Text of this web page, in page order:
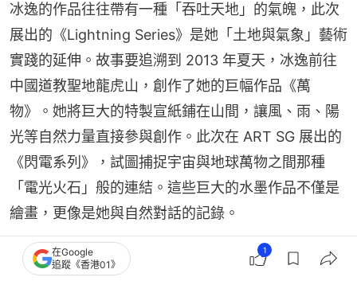
冰逸的作品往往帶有一種「吞吐天地」的氣魄，此次
展出的《Lightning Series》是她「土地與氣象」藝術
實踐的延伸。故事要追溯到 2013 年夏天，冰逸前往
中國道教聖地龍虎山，創作了她的巨幅作品《萬
物》。她將巨大的特製宣紙鋪在山間，讓風、雨、陽
光等自然力量直接參與創作。此次在 ART SG 展出的
《閃電系列》，試圖捕捉宇宙與地球萬物之間那種
「電光火石」般的連結。這些巨大的水墨作品不僅是
繪畫，更像是她與自然對話的記錄。
Citra Sasmita:《Bedtime Stories》
在Google
追蹤《香港01》
1